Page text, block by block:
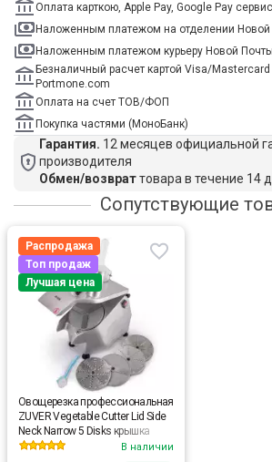
Оплата карткою, Apple Pay, Google Pay
Наложенным платежом на отделении Новой
Наложенным платежом курьеру Новой Почты
Безналичный расчет картой Visa/Mastercard
Portmone.com
Оплата на счет ТОВ/ФОП
Покупка частями (МоноБанк)
Гарантия. 12 месяцев официальной
производителя
Обмен/возвраттовара в течение 14
Сопутствующие
Распродажа
Топ продаж
Лучшая цена
Овощерезка профессиональная
ZUVER Vegetable Cutter Lid Side
Neck Narrow 5 Disks крышка
набок, горловина узкая 5В наличии